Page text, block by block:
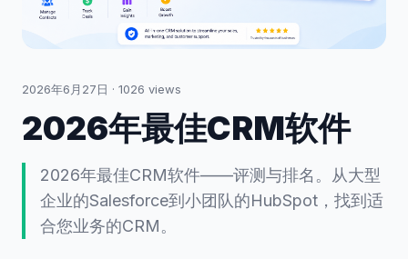
2026年6月27日 · 1026 views
2026年最佳CRM软件
2026年最佳CRM软件——评测与排名。从大型
企业的Salesforce到小团队的HubSpot，找到适
合您业务的CRM。